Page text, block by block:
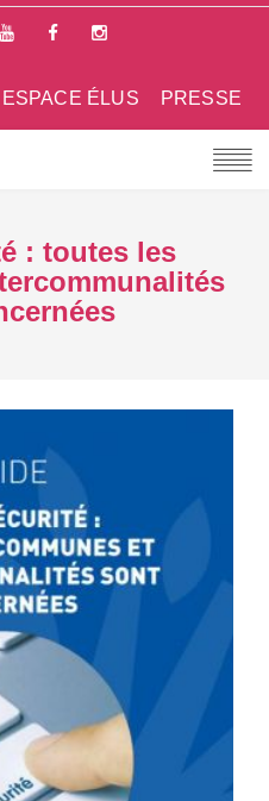
PRESSE
ESPACE ÉLUS
: toutes les